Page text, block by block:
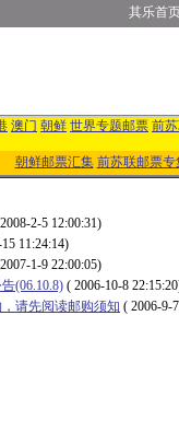
其乐首
澳门 朝鲜 世界专题邮票 前
朝鲜邮票汇集 前苏联邮票专
2-5 12:00:31)
11:24:14)
1-9 22:00:05)
(06.10.8) ( 2006-10-8
请先阅读邮购须知 ( 2006-9-